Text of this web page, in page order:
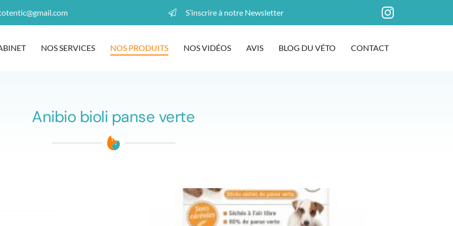
S’inscrire à notre Newsletter
NOS SERVICES NOS PRODUITS NOS VIDÉOS AVIS BLOG DU VÉTO CONTACT
Anibio bioli panse verte